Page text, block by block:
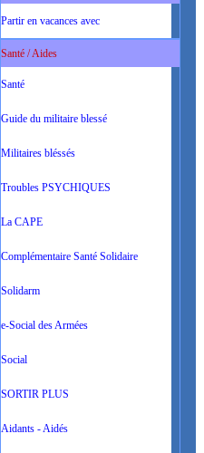
Partir en vacances avec
Santé / Aides
Santé
Guide du militaire blessé
Militaires bléssés
Troubles PSYCHIQUES
La CAPE
Complémentaire Santé Solidaire
Solidarm
e-Social des Armées
Social
SORTIR PLUS
Aidants - Aidés